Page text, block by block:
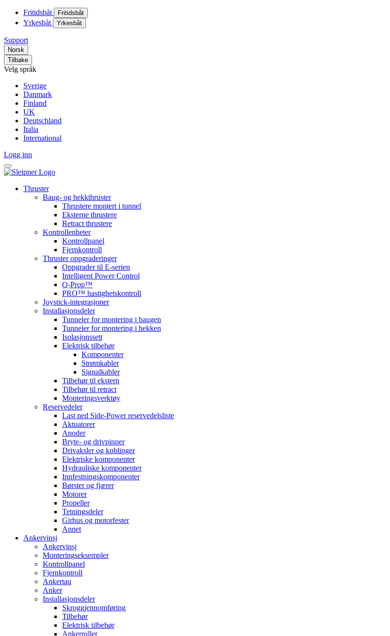
Fritidsbåt Fritidsbåt
Yrkesbåt Yrkesbåt
Support
Norsk
Tilbake
Velg språk
Sverige
Danmark
Finland
UK
Deutschland
Italia
International
Logg inn
Thruster
Baug- og hekkthruster
Thrustere montert i tunnel
Eksterne thrustere
Retract thrustere
Kontrollenheter
Kontrollpanel
Fjernkontroll
Thruster oppgraderinger
Oppgrader til E-serien
Intelligent Power Control
Q-Prop™
PRO™ hastighetskontroll
Joystick-integrasjoner
Installasjonsdeler
Tunneler for montering i baugen
Tunneler for montering i hekken
Isolasjonssett
Elektrisk tilbehør
Komponenter
Strømkabler
Signalkabler
Tilbehør til ekstern
Tilbehør til retract
Monteringsverktøy
Reservedeler
Last ned Side-Power reservedelsliste
Aktuatorer
Anoder
Bryte- og drivpinner
Drivaksler og koblinger
Elektriske komponenter
Hydrauliske komponenter
Innfestningskomponenter
Børster og fjærer
Motorer
Propeller
Tetningsdeler
Girhus og motorfester
Annet
Ankervinsj
Ankervinsj
Monteringseksempler
Kontrollpanel
Fjernkontroll
Ankertau
Anker
Installasjonsdeler
Skroggjennomføring
Tilbehør
Elektrisk tilbehør
Ankerruller